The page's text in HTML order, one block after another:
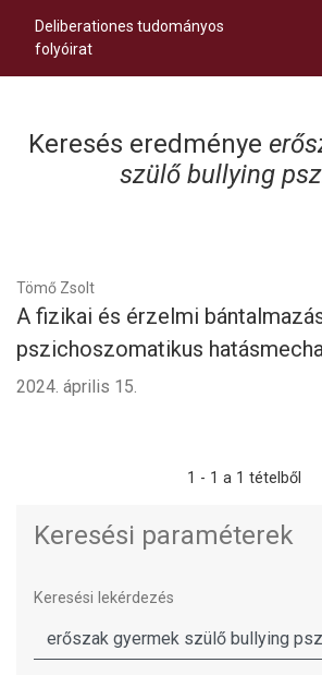
Deliberationes tudományos
folyóirat
Keresés eredménye
szülő bullying
Tömő Zsolt
A fizikai és érzelmi
pszichoszomatikus
2024. április 15.
1 - 1 a 1 tételből
Keresési paraméterek
Keresési lekérdezés